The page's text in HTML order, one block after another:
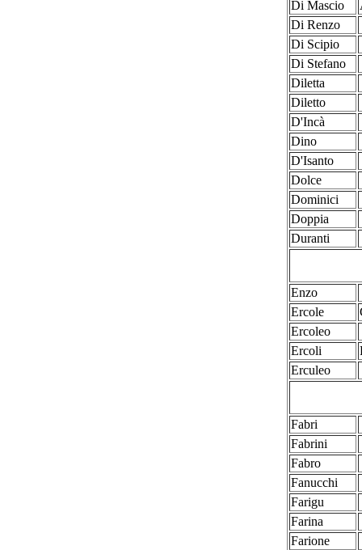
Di Mascio
Di Renzo
Di Scipio
Di Stefano
Diletta
Diletto
D'Incà
Dino
D'Isanto
Dolce
Dominici
Doppia
Duranti
Enzo
Ercole
Ercoleo
Ercoli
Erculeo
Fabri
Fabrini
Fabro
Fanucchi
Farigu
Farina
Farione